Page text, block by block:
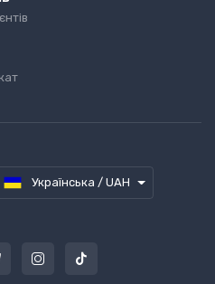
Українська / UAH